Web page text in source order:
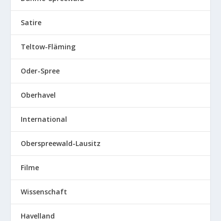
Satire
Teltow-Fläming
Oder-Spree
Oberhavel
International
Oberspreewald-Lausitz
Filme
Wissenschaft
Havelland